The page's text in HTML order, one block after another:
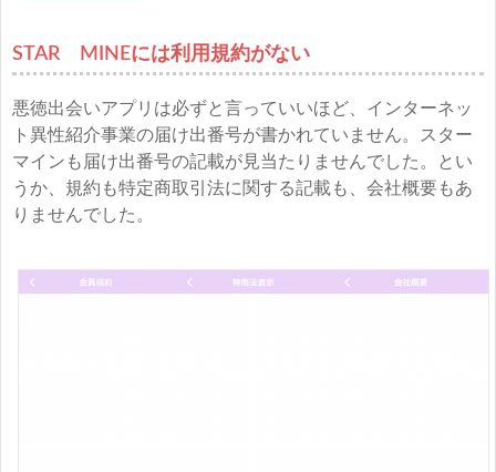
STAR MINEには利用規約がない
悪徳出会いアプリは必ずと言っていいほど、インターネッ
ト異性紹介事業の届け出番号が書かれていません。スター
マインも届け出番号の記載が見当たりませんでした。とい
うか、規約も特定商取引法に関する記載も、会社概要もあ
りませんでした。